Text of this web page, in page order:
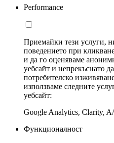
Performance
Приемайки тези услуги,
поведението при
и да го оценяваме
уебсайт и непрекъснато
потребителско
използваме следните
уебсайт:
Google Analytics, Clarity,
Функционалност